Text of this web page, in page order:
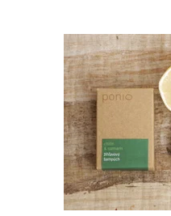
Dostupnost:
Skladem
Značka:
Ponio